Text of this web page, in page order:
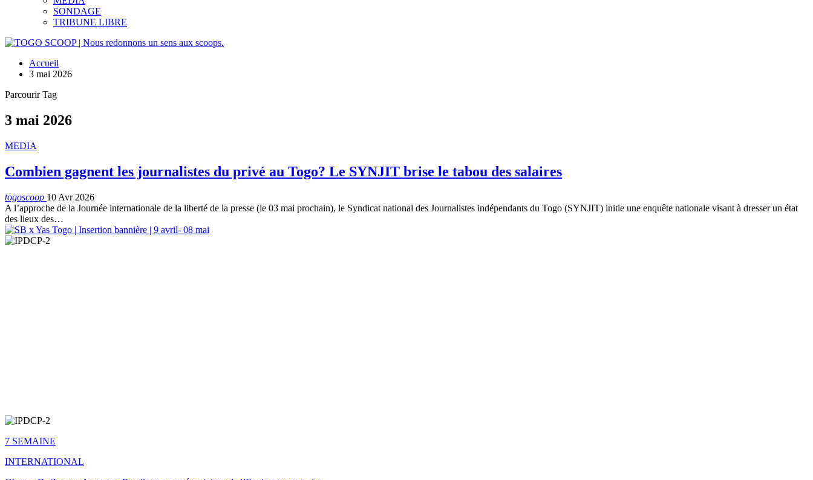
SONDAGE
TRIBUNE LIBRE
Accueil
3 mai 2026
Parcourir Tag
3 mai 2026
MEDIA
Combien gagnent les journalistes du privé au Togo? Le SYNJIT brise le tabou des salaires
togoscoop 10 Avr 2026
A l’approche de la Journée internationale de la liberté de la presse (le 03 mai prochain), le Syndicat national des Journalistes indépendants du Togo (SYNJIT) initie une enquête nationale visant à dresser un état
des lieux des…
7 SEMAINE
INTERNATIONAL